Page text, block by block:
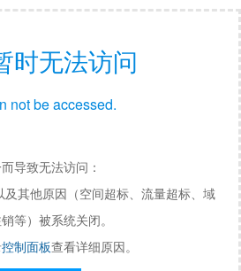
时无法访问
not be accessed.
导致无法访问：
其他原因（空间超标、流量超标、域
等）被系统关闭。
控制面板查看详细原因。